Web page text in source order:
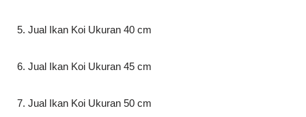
5. Jual Ikan Koi Ukuran 40 cm
6. Jual Ikan Koi Ukuran 45 cm
7. Jual Ikan Koi Ukuran 50 cm